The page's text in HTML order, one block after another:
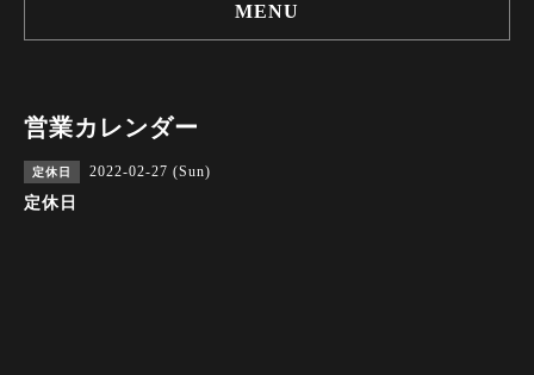
MENU
営業カレンダー
定休日 2022-02-27 (Sun)
定休日